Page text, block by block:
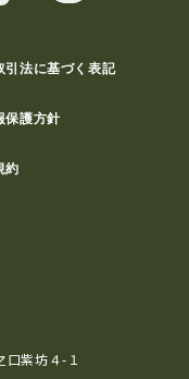
引法に基づく表記
保護方針
約
紫坊４-１